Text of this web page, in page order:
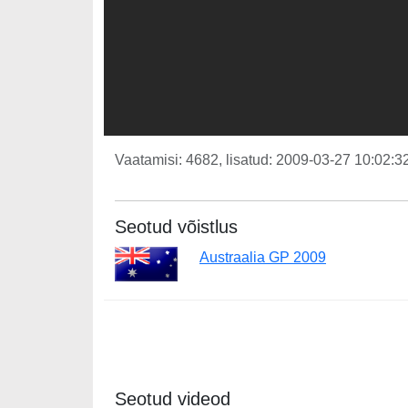
Vaatamisi: 4682, lisatud: 2009-03-27
Seotud võistlus
Austraalia GP 2009
Seotud videod